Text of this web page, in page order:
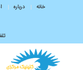
خانه درباره